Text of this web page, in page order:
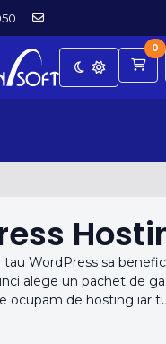
0
tau WordPress sa
alege un pachet de
ocupam de hosting iar